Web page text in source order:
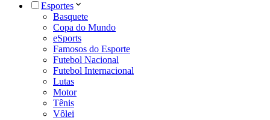
Esportes
Basquete
Copa do Mundo
eSports
Famosos do Esporte
Futebol Nacional
Futebol Internacional
Lutas
Motor
Tênis
Vôlei